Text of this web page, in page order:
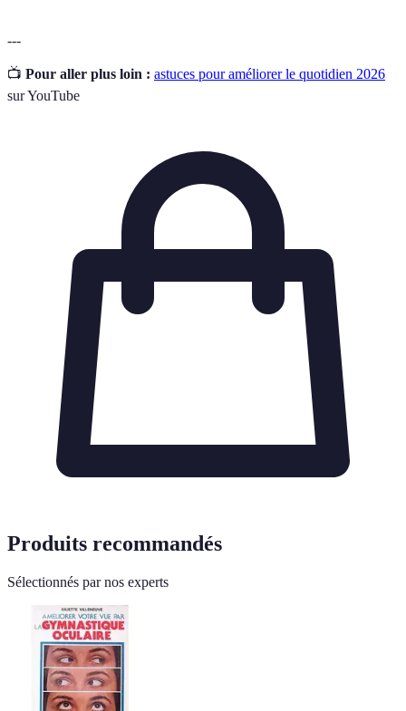
---
📺 Pour aller plus loin : astuces pour améliorer le quotidien 2026
sur YouTube
Produits recommandés
Sélectionnés par nos experts